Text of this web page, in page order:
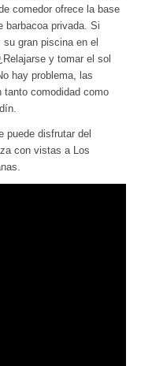
comedor ofrece la base
barbacoa privada. Si
gran piscina en el
y tomar el sol
hay problema, las
tanto comodidad como
puede disfrutar del
con vistas a Los